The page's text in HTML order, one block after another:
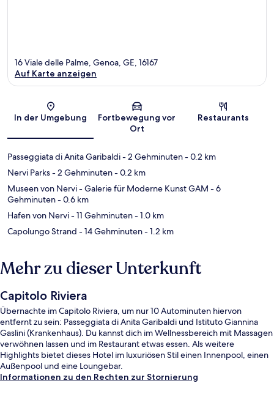
Karte
16 Viale delle Palme, Genoa, GE, 16167
Auf Karte anzeigen
In der Umgebung
Fortbewegung vor
Ort
Restaurants
Passeggiata di Anita Garibaldi- 2 Gehminuten- 0.2 km
Nervi Parks- 2 Gehminuten- 0.2 km
Museen von Nervi - Galerie für Moderne Kunst GAM - 6
Gehminuten- 0.6 km
Hafen von Nervi- 11 Gehminuten- 1.0 km
Capolungo Strand - 14 Gehminuten- 1.2 km
Mehr zu dieser Unterkunft
Capitolo Riviera
Übernachte im Capitolo Riviera, um nur 10 Autominuten hiervon
entfernt zu sein: Passeggiata di Anita Garibaldi und Istituto Giannina
Gaslini (Krankenhaus). Du kannst dich im Wellnessbereich mit Massagen
verwöhnen lassen und im Restaurant etwas essen. Als weitere
Highlights bietet dieses Hotel im luxuriösen Stil einen Innenpool, einen
Außenpool und eine Loungebar.
Informationen zu den Rechten zur Stornierung